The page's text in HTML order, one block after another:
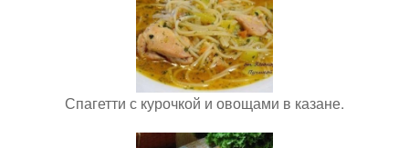
Спагетти с курочкой и овощами в казане.